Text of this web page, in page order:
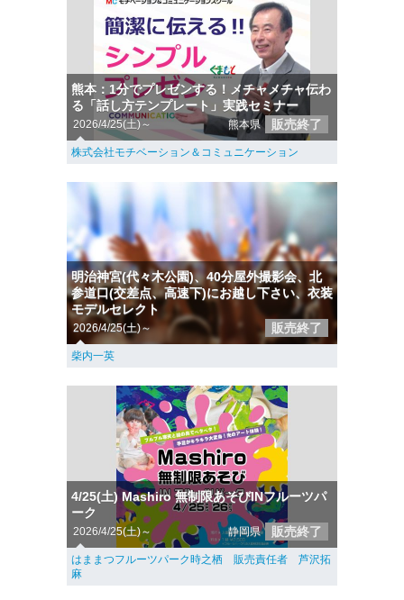
熊本：1分でプレゼンする！メチャメチャ伝わ
る「話し方テンプレート」実践セミナー
2026/4/25(土)～ 熊本県 販売終了
株式会社モチベーション＆コミュニケーション
明治神宮(代々木公園)、40分屋外撮影会、北
参道口(交差点、高速下)にお越し下さい、衣装
モデルセレクト
2026/4/25(土)～ 販売終了
柴内一英
4/25(土) Mashiro 無制限あそびINフルーツパ
ーク
2026/4/25(土)～ 静岡県 販売終了
はままつフルーツパーク時之栖 販売責任者 芦沢拓
麻